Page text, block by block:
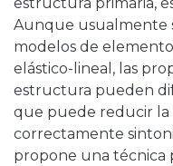
Aunque usualmente
modelos de
elástico-lineal, las
estructura pueden
que puede reducir la
correctamente
propone una técnica